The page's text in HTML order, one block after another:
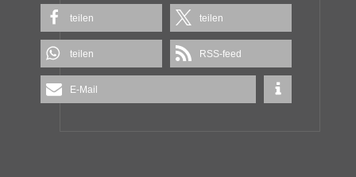
teilen teilen
teilen RSS-feed
E-Mail